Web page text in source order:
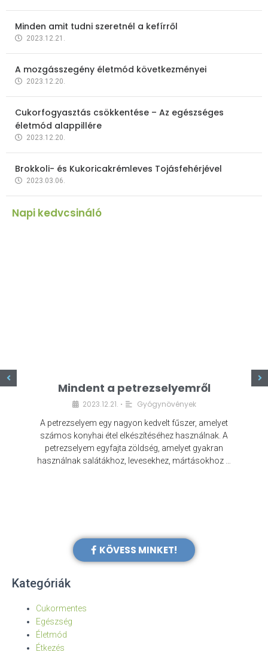
Minden amit tudni szeretnél a kefírről
2023.12.21.
A mozgásszegény életmód következményei
2023.12.20.
Cukorfogyasztás csökkentése – Az egészséges
életmód alappillére
2023.12.20.
Brokkoli- és Kukoricakrémleves Tojásfehérjével
2023.03.06.
Napi kedvcsináló
Mindent a petrezselyemről
2023.12.21. • Gyógynövények
A petrezselyem egy nagyon kedvelt fűszer, amelyet
számos konyhai étel elkészítéséhez használnak. A
petrezselyem egyfajta zöldség, amelyet gyakran
használnak salátákhoz, levesekhez, mártásokhoz …
KÖVESS MINKET!
Kategóriák
Cukormentes
Egészség
Életmód
Étkezés